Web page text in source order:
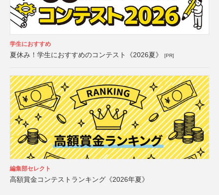
学生におすすめ
夏休み！学生におすすめのコンテスト《2026夏》 [PR]
編集部セレクト
高額賞金コンテストランキング《2026年夏》